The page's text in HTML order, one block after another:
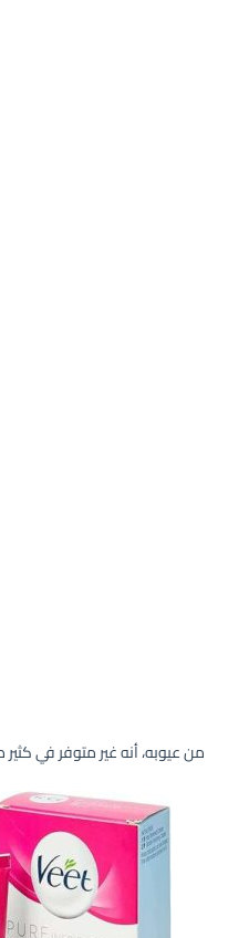
من عيوبه، أنه غير متوفر في